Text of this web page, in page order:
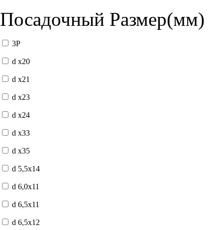
Посадочный Размер(мм)
3P
d x20
d x21
d x23
d x24
d x33
d x35
d 5,5x14
d 6,0x11
d 6,5x11
d 6,5x12